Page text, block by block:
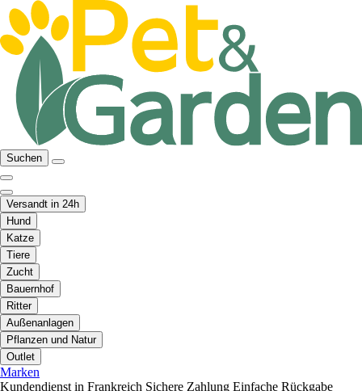
Suchen
Versandt in 24h
Hund
Katze
Tiere
Zucht
Bauernhof
Ritter
Außenanlagen
Pflanzen und Natur
Outlet
Marken
Kundendienst in Frankreich Sichere Zahlung Einfache Rückgabe